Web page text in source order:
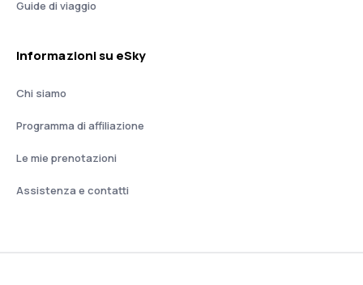
Guide di viaggio
Informazioni su eSky
Chi siamo
Programma di affiliazione
Le mie prenotazioni
Assistenza e contatti